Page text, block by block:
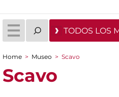
TODOS LOS
You are here
Home > Museo > Scavo
Scavo